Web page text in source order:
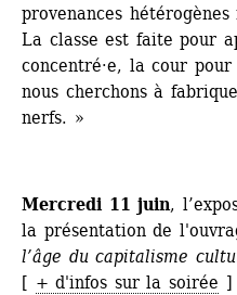
provenances
La classe est faite pour
concentré·e, la cour
nous cherchons à
nerfs. »
Mercredi 11 juin,
la présentation de
l’âge du capitalisme
[ + d'infos sur la soirée ]